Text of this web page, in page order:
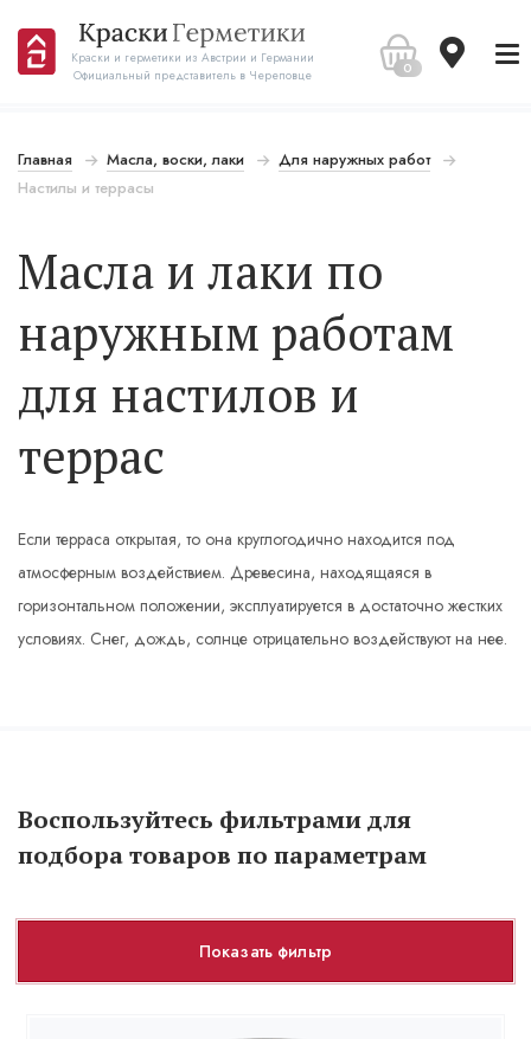
Краски и герметики из Австрии и Германии
Официальный представитель в Череповце
0
Главная Масла, воски, лаки
Для наружных работ
Настилы и террасы
Масла и лаки по
наружным работам
для настилов и
террас
Если терраса открытая, то она круглогодично находится под
атмосферным воздействием. Древесина, находящаяся в
горизонтальном положении, эксплуатируется в достаточно жестких
условиях. Снег, дождь, солнце отрицательно воздействуют на нее.
Воспользуйтесь фильтрами для
подбора товаров по параметрам
Показать фильтр